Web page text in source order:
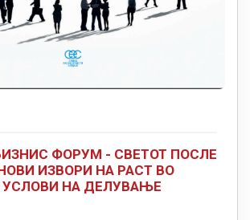
ФОРУМ - СВЕТОТ ПОСЛЕ
ИЗВОРИ НА РАСТ ВО
НА ДЕЛУВАЊЕ